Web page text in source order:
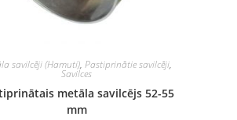
savilcēji (Hamuti),Pastiprinātie savilcēji,
Savilces
metāla savilcējs 52-55
mm